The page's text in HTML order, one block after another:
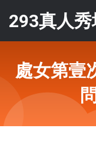
293真人
處女第壹